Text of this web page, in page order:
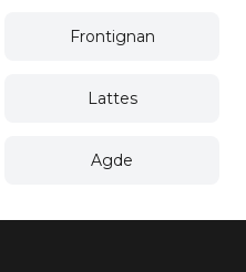
Frontignan
Lattes
Agde